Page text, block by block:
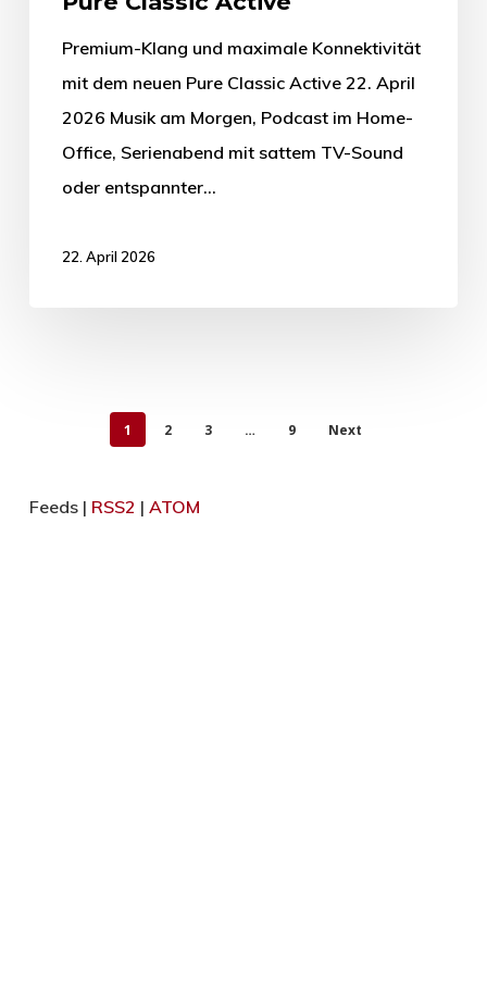
Premium-Klang und maximale Konnektivität
mit dem neuen Pure Classic Active 22. April
2026 Musik am Morgen, Podcast im Home-
Office, Serienabend mit sattem TV-Sound
oder entspannter…
22. April 2026
1 2 3 … 9 Next
Feeds | RSS2 | ATOM